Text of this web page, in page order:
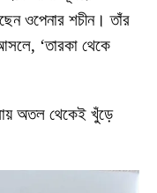
ওপেনার শচীন। তাঁর
‘তারকা থেকে
অতল থেকেই খুঁড়ে